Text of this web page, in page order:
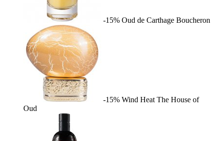
-15% Oud de Carthage Boucheron
-15% Wind Heat The House of
Oud